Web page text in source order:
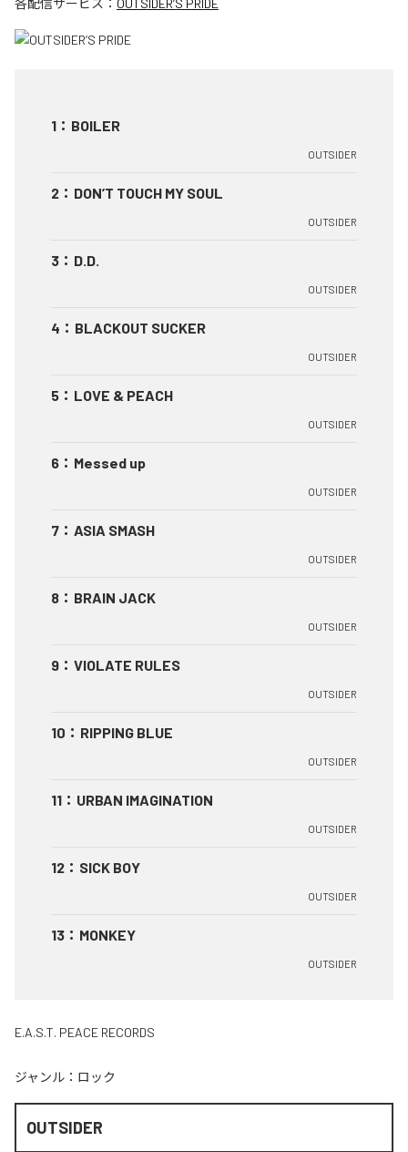
各配信サービス： OUTSIDER’S PRIDE
1 ： BOILER
OUTSIDER
2 ： DON’T TOUCH MY SOUL
OUTSIDER
3 ： D.D.
OUTSIDER
4 ： BLACKOUT SUCKER
OUTSIDER
5 ： LOVE & PEACH
OUTSIDER
6 ： Messed up
OUTSIDER
7 ： ASIA SMASH
OUTSIDER
8 ： BRAIN JACK
OUTSIDER
9 ： VIOLATE RULES
OUTSIDER
10 ： RIPPING BLUE
OUTSIDER
11 ： URBAN IMAGINATION
OUTSIDER
12 ： SICK BOY
OUTSIDER
13 ： MONKEY
OUTSIDER
E.A.S.T. PEACE RECORDS
ジャンル： ロック
OUTSIDER